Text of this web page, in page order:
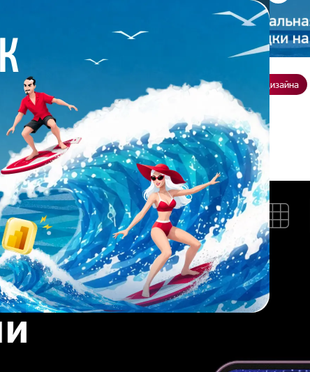
Заказать презентацию Студия дизайна
Разин
МАКСИМ РАЗИН